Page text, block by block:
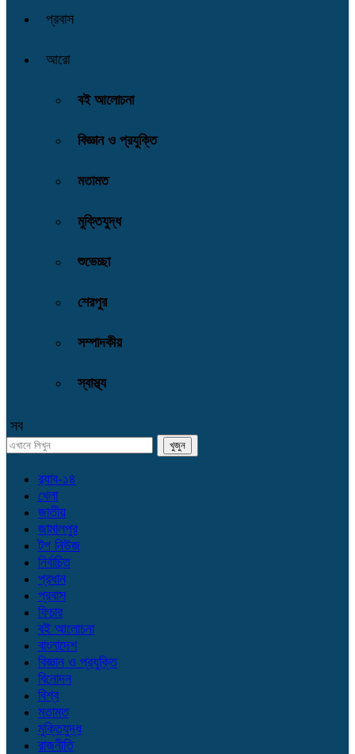
প্রবাস
আরো
বই আলোচনা
বিজ্ঞান ও প্রযুক্তি
মতামত
মুক্তিযুদ্ধ
শুভেচ্ছা
শেরপুর
সম্পাদকীয়
স্বাস্থ্য
সব
র‌্যাব-১৪
খেলা
জাতীয়
জামালপুর
টপ নিউজ
নির্বাচিত
প্রধান
প্রবাস
ফিচার
বই আলোচনা
বাংলাদেশ
বিজ্ঞান ও প্রযুক্তি
বিনোদন
বিশ্ব
মতামত
মুক্তিযুদ্ধ
রাজনীতি